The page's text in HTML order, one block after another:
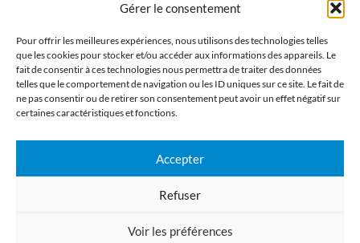
Gérer le consentement
Pour offrir les meilleures expériences, nous utilisons des technologies telles
que les cookies pour stocker et/ou accéder aux informations des appareils. Le
fait de consentir à ces technologies nous permettra de traiter des données
telles que le comportement de navigation ou les ID uniques sur ce site. Le fait de
ne pas consentir ou de retirer son consentement peut avoir un effet négatif sur
certaines caractéristiques et fonctions.
Accepter
Refuser
Voir les préférences
Imprimerie numérique grand format
Commandez en ligne l'impression de supports publicitaires pour votre
entreprise. Nous imprimons : bâche, tissu, film adhésive, drapeau,
oriflamme, affiche, étiquettes et autocollants. Nous livrons en France, en
Belgique, aux Pays-Bas et au Luxembourg et dans la plupart des pays de